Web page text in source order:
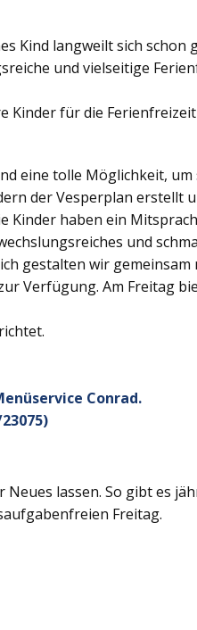
Kind langweilt sich schon
und vielseitige
Kinder für die
eine tolle Möglichkeit,
der Vesperplan erstellt
haben ein
und
gestalten wir
Verfügung. Am Freitag
Conrad.
lassen. So gibt es
Freitag.